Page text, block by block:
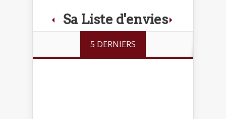
Sa Liste d'envies
5 DERNIERS